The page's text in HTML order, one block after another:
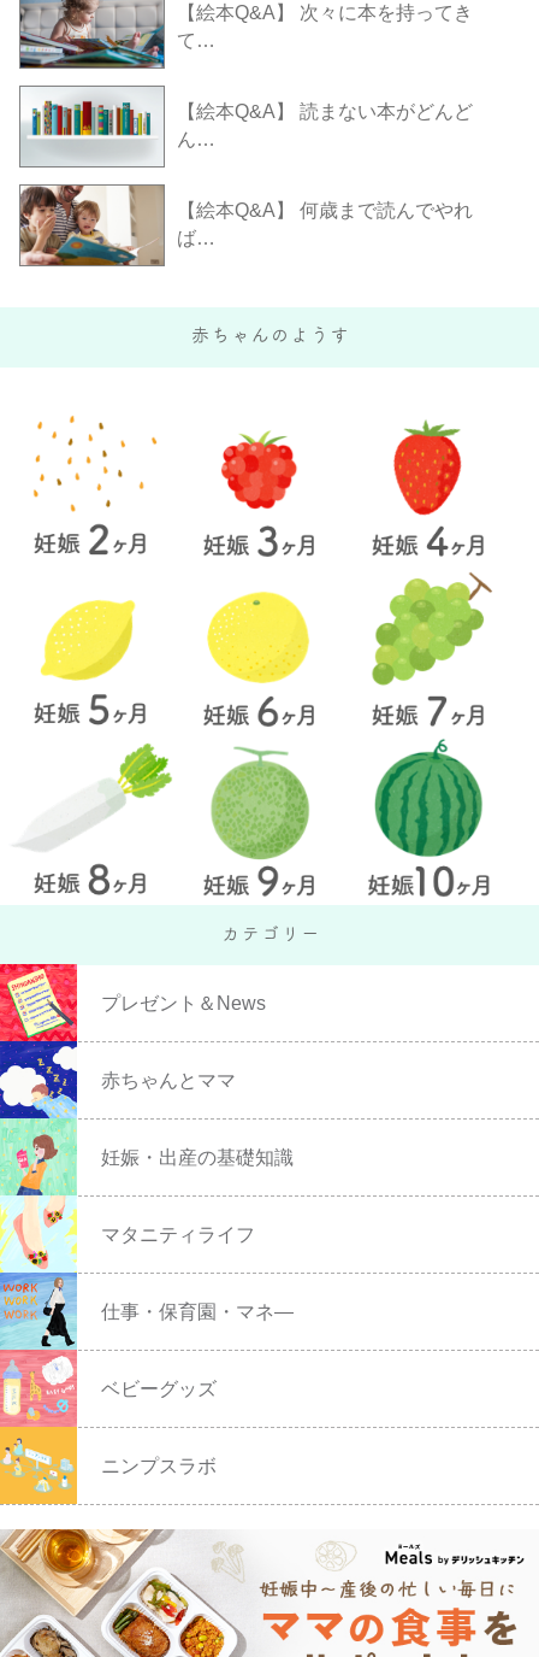
【絵本Q&A】 次々に本を持ってき
て…
【絵本Q&A】 読まない本がどんど
ん…
【絵本Q&A】 何歳まで読んでやれ
ば…
プレゼント＆News
赤ちゃんとママ
妊娠・出産の基礎知識
マタニティライフ
仕事・保育園・マネ―
ベビーグッズ
ニンプスラボ